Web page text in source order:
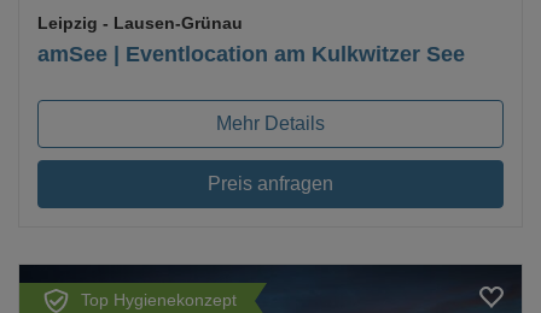
amSee | Eventlocation am Kulkwitzer See
Leipzig - Lausen-Grünau
Mehr Details
Preis anfragen
Top Hygienekonzept